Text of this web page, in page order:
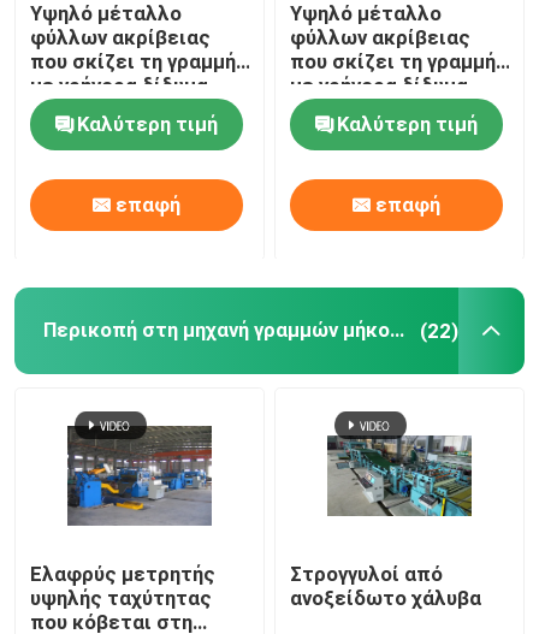
Υψηλό μέταλλο
φύλλων ακρίβειας
που σκίζει τη γραμμή
με γρήγορα δίδυμα
Slitters αλλαγής
Καλύτερη τιμή
επαφή
Υψηλό μέταλλο
φύλλων ακρίβειας
που σκίζει τη γραμμή
με γρήγορα δίδυμα
Slitters αλλαγής
Καλύτερη τιμή
επαφή
Περικοπή στη μηχανή γραμμών μήκους (22)
Ελαφρύς μετρητής
υψηλής ταχύτητας
που κόβεται στη
Στρογγυλοί από
ανοξείδωτο χάλυβα